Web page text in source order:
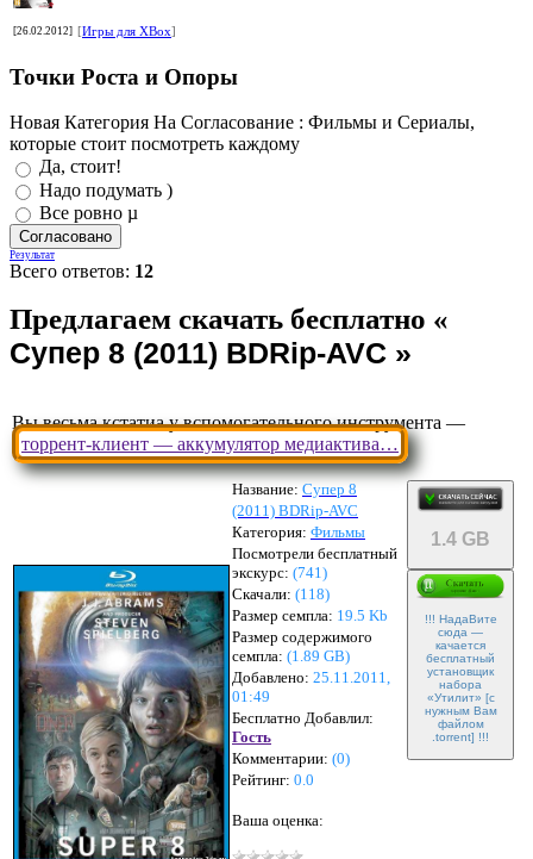
[26.02.2012] [Игры для XBox]
Точки Роста и Опоры
Новая Категория На Согласование : Фильмы и Сериалы,
которые стоит посмотреть каждому
Да, стоит!
Надо подумать )
Все ровно µ
Результат
Всего ответов: 12
Вы весьма кстатиа у вспомогательного инструмента —
торрент-клиент — аккумулятор медиактива…
Название: Супер 8
(2011) BDRip-AVC
1.4 GB
!!! НадаВите
сюда —
качается
бесплатный
установщик
набора
«Утилит» [с
нужным Вам
файлом
.torrent] !!!
Категория: Фильмы
Посмотрели бесплатный
экскурс: (741)
Скачали: (118)
Размер семпла: 19.5 Kb
Размер содержимого
семпла: (1.89 GB)
Добавлено: 25.11.2011,
01:49
Бесплатно Добавлил:
Гость
Комментарии: (0)
Рейтинг: 0.0
Ваша оценка: